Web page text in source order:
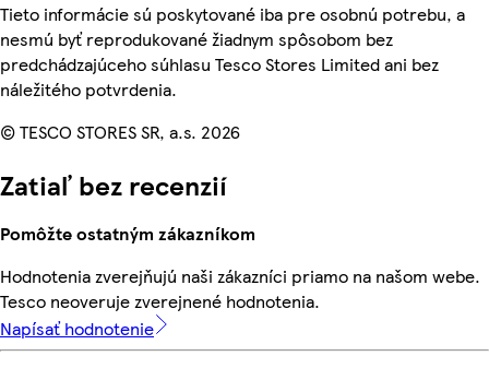
Tieto informácie sú poskytované iba pre osobnú potrebu, a
nesmú byť reprodukované žiadnym spôsobom bez
predchádzajúceho súhlasu Tesco Stores Limited ani bez
náležitého potvrdenia.
© TESCO STORES SR, a.s. 2026
Zatiaľ bez recenzií
Pomôžte ostatným zákazníkom
Hodnotenia zverejňujú naši zákazníci priamo na našom webe.
Tesco neoveruje zverejnené hodnotenia.
Napísať hodnotenie